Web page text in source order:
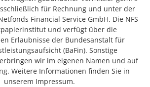
für Rechnung und unter der
Financial Service GmbH. Die NFS
und verfügt über die
Erlaubnisse der Bundesanstalt für
(BaFin). Sonstige
wir im eigenen Namen und auf
Weitere Informationen finden Sie in
unserem Impressum.